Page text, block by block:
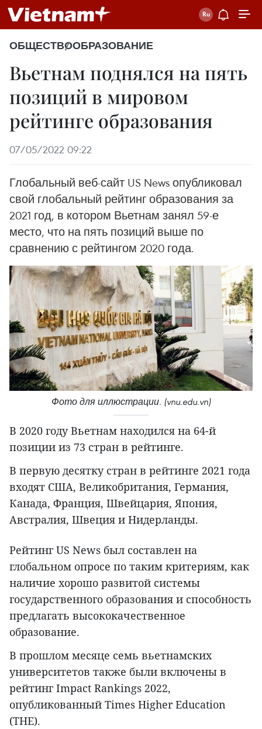
ОБЩЕСТВООБРАЗОВАНИЕ
Вьетнам поднялся на пять
позиций в мировом
рейтинге образования
07/05/2022 09:22
Глобальный веб-сайт US News опубликовал
свой глобальный рейтинг образования за
2021 год, в котором Вьетнам занял 59-е
место, что на пять позиций выше по
сравнению с рейтингом 2020 года.
Фото для иллюстрации. (vnu.edu.vn)
В 2020 году Вьетнам находился на 64-й
позиции из 73 стран в рейтинге.
В первую десятку стран в рейтинге 2021 года
входят США, Великобритания, Германия,
Канада, Франция, Швейцария, Япония,
Австралия, Швеция и Нидерланды.
Рейтинг US News был составлен на
глобальном опросе по таким критериям, как
наличие хорошо развитой системы
государственного образования и способность
предлагать высококачественное
образование.
В прошлом месяце семь вьетнамских
университетов также были включены в
рейтинг Impact Rankings 2022,
опубликованный Times Higher Education
(THE).